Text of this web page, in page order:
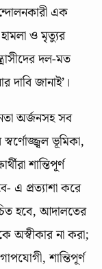
এক
ও মৃত্যুর
দল-মত
জানাই’।
অর্জনসহ সব
ভূমিকা,
শান্তিপূর্ণ
এ প্রত্যাশা করে
হবে, আদালতের
অস্বীকার না করা;
শান্তিপূর্ণ